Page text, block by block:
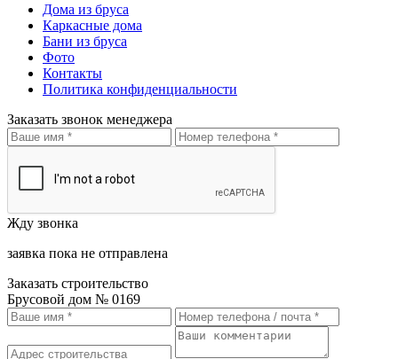
Дома из бруса
Каркасные дома
Бани из бруса
Фото
Контакты
Политика конфиденциальности
Заказать звонок менеджера
Жду звонка
заявка пока не отправлена
Заказать строительство
Брусовой дом № 0169